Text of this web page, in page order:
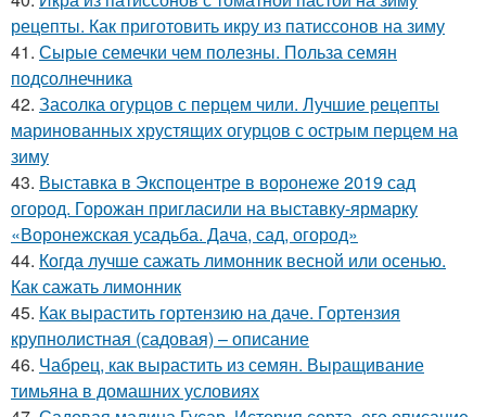
рецепты. Как приготовить икру из патиссонов на зиму
41. Сырые семечки чем полезны. Польза семян
подсолнечника
42. Засолка огурцов с перцем чили. Лучшие рецепты
маринованных хрустящих огурцов с острым перцем на
зиму
43. Выставка в Экспоцентре в воронеже 2019 сад
огород. Горожан пригласили на выставку-ярмарку
«Воронежская усадьба. Дача, сад, огород»
44. Когда лучше сажать лимонник весной или осенью.
Как сажать лимонник
45. Как вырастить гортензию на даче. Гортензия
крупнолистная (садовая) – описание
46. Чабрец, как вырастить из семян. Выращивание
тимьяна в домашних условиях